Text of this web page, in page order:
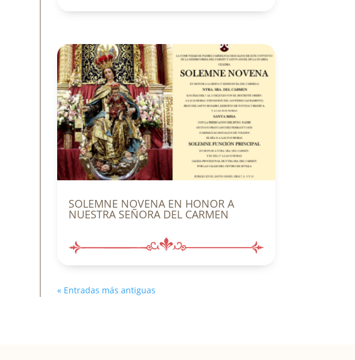
SOLEMNE NOVENA EN HONOR A
NUESTRA SEÑORA DEL CARMEN
« Entradas más antiguas